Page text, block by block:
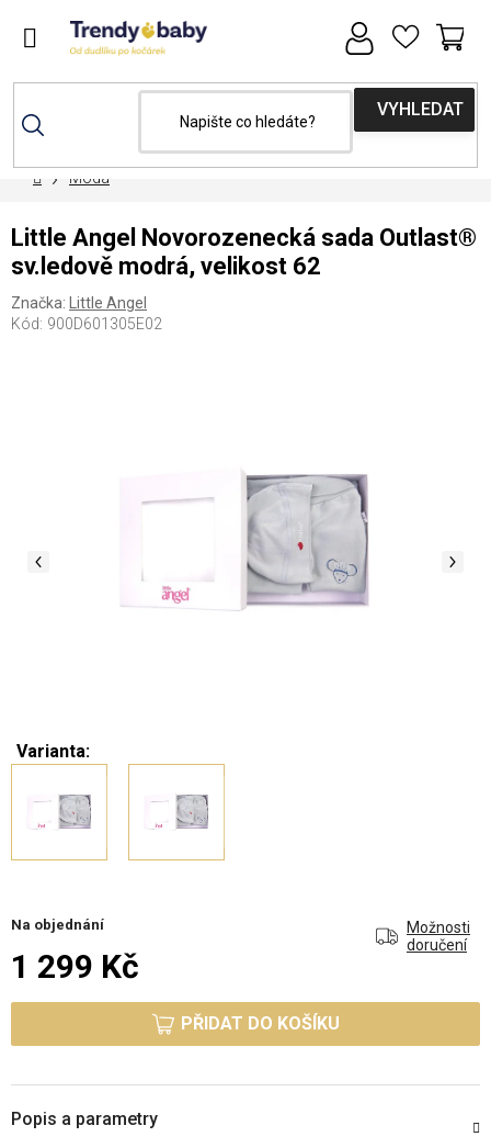
DomůMóda
Varianta:
Na objednání
Možnosti
doručení
1 299 Kč
PŘIDAT DO KOŠÍKU
Little Angel Novorozenecká sada Outlast®
sv.ledově modrá, velikost 62
Značka:
Little Angel
Kód: 900D601305E02
Popis a parametry